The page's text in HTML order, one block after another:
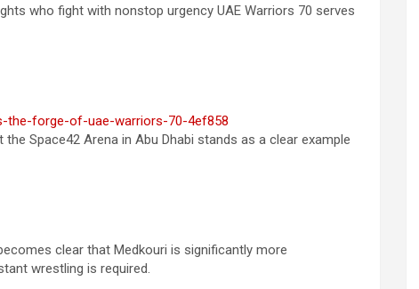
who fight with nonstop urgency UAE Warriors 70 serves
the-forge-of-uae-warriors-70-4ef858
Space42 Arena in Abu Dhabi stands as a clear example
clear that Medkouri is significantly more
wrestling is required.